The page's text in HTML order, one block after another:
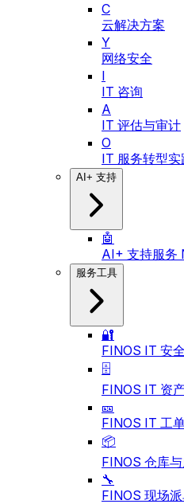
C
云解决方案
Y
网络安全
I
IT 咨询
A
IT 评估与审计
O
IT 服务转型实
AI+ 支持
🤖
AI+ 支持服务
服务工具
🔐
FINOS IT 安
🗄️
FINOS IT 资
🎫
FINOS IT 工
📦
FINOS 仓库
🔧
FINOS 现场